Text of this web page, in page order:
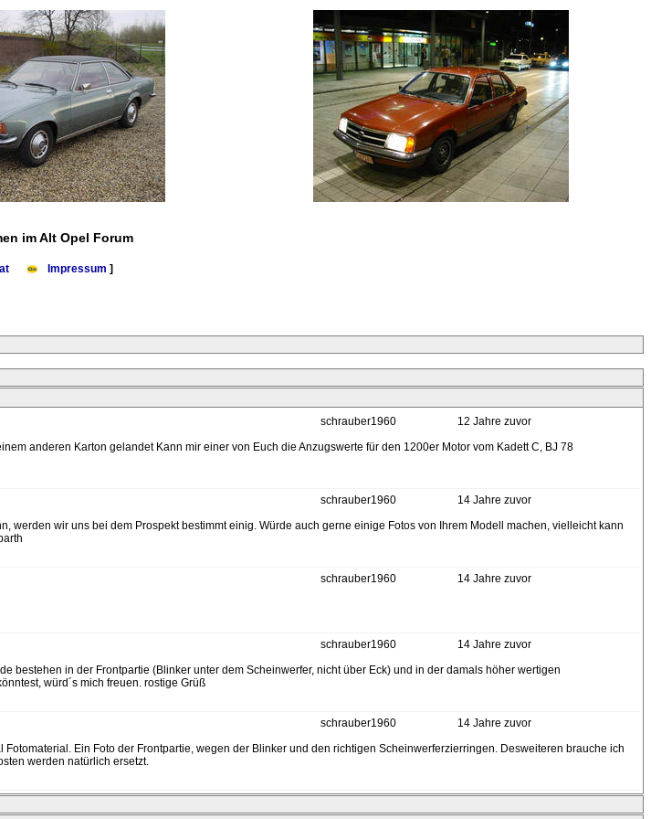
im Alt Opel Forum
Impressum ]
12 Jahre zuvor
schrauber1960
anderen Karton gelandet Kann mir einer von Euch die Anzugswerte für den 1200er Motor vom Kadett C, BJ 78
14 Jahre zuvor
schrauber1960
wir uns bei dem Prospekt bestimmt einig. Würde auch gerne einige Fotos von Ihrem Modell machen, vielleicht kann
14 Jahre zuvor
schrauber1960
14 Jahre zuvor
schrauber1960
bestehen in der Frontpartie (Blinker unter dem Scheinwerfer, nicht über Eck) und in der damals höher wertigen
würd´s mich freuen. rostige Grüß
14 Jahre zuvor
schrauber1960
Ein Foto der Frontpartie, wegen der Blinker und den richtigen Scheinwerferzierringen. Desweiteren brauche ich
werden natürlich ersetzt.